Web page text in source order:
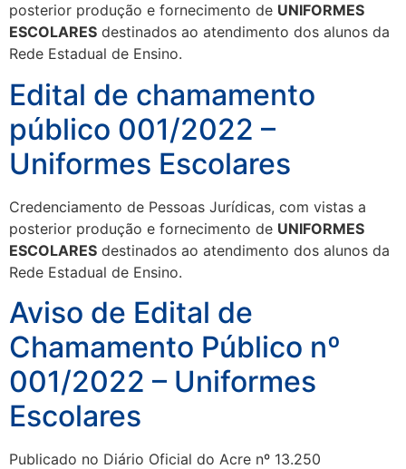
posterior produção e fornecimento de UNIFORMES
ESCOLARES destinados ao atendimento dos alunos da
Rede Estadual de Ensino.
Edital de chamamento
público 001/2022 –
Uniformes Escolares
Credenciamento de Pessoas Jurídicas, com vistas a
posterior produção e fornecimento de UNIFORMES
ESCOLARES destinados ao atendimento dos alunos da
Rede Estadual de Ensino.
Aviso de Edital de
Chamamento Público nº
001/2022 – Uniformes
Escolares
Publicado no Diário Oficial do Acre nº 13.250